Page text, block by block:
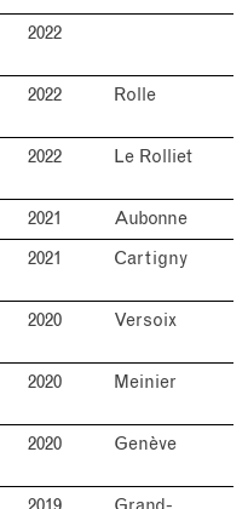
2022
2022 Rolle
2022 Le Rolliet
2021 Aubonne
2021 Cartigny
2020 Versoix
2020 Meinier
2020 Genève
2019
Grand-